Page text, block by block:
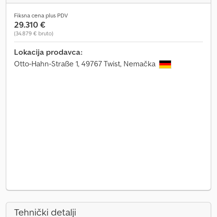
Fiksna cena plus PDV
29.310 €
(34.879 € bruto)
Lokacija prodavca:
Otto-Hahn-Straße 1, 49767 Twist, Nemačka
Tehnički detalji